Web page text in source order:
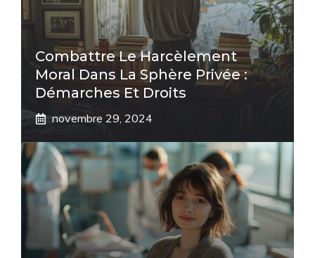
Combattre Le Harcèlement
Moral Dans La Sphère Privée :
Démarches Et Droits
novembre 29, 2024